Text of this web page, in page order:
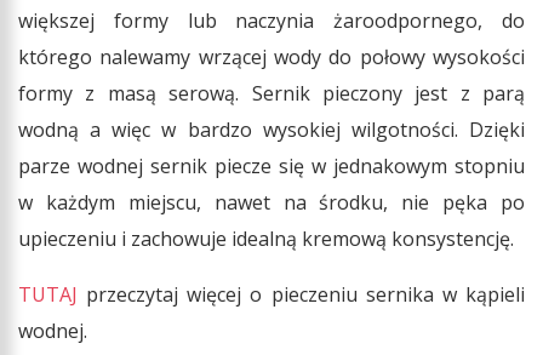
większej formy lub naczynia żaroodpornego, do
którego nalewamy wrzącej wody do połowy wysokości
formy z masą serową. Sernik pieczony jest z parą
wodną a więc w bardzo wysokiej wilgotności. Dzięki
parze wodnej sernik piecze się w jednakowym stopniu
w każdym miejscu, nawet na środku, nie pęka po
upieczeniu i zachowuje idealną kremową konsystencję.
TUTAJ przeczytaj więcej o pieczeniu sernika w kąpieli
wodnej.